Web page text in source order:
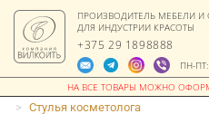
ПРОИЗВОДИТЕЛЬ МЕБЕЛИ И
ДЛЯ ИНДУСТРИИ КРАСОТЫ
+375 29 1898888
ПН-
> Стулья косметолога